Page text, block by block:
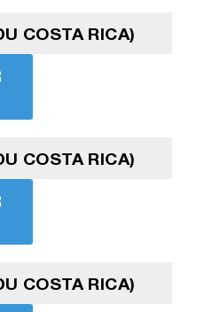
COSTA RICA)
COSTA RICA)
COSTA RICA)